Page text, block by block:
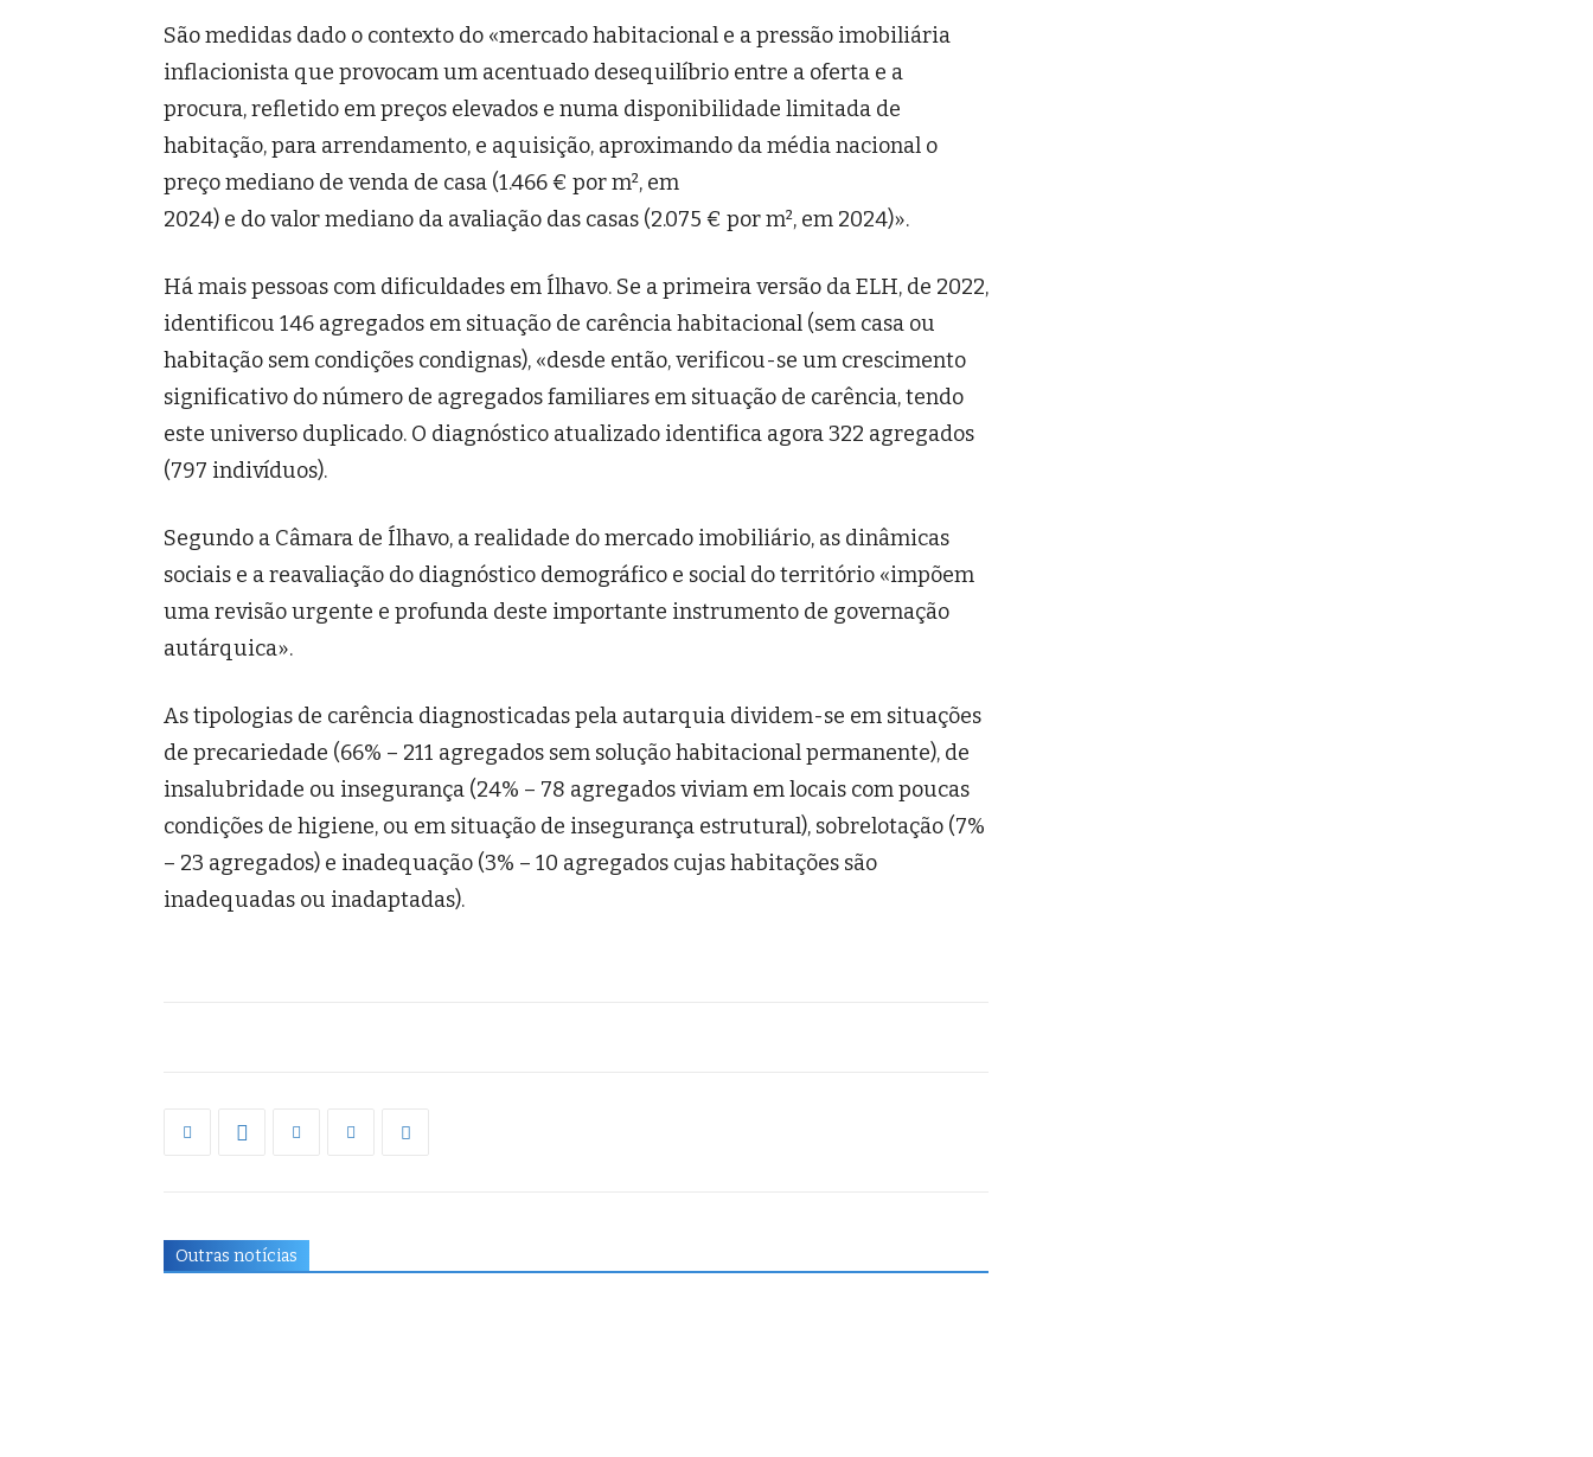
São medidas dado o contexto do «mercado habitacional e a pressão imobiliária
inflacionista que provocam um acentuado desequilíbrio entre a oferta e a
procura, refletido em preços elevados e numa disponibilidade limitada de
habitação, para arrendamento, e aquisição, aproximando da média nacional o
preço mediano de venda de casa (1.466 € por m², em
2024) e do valor mediano da avaliação das casas (2.075 € por m², em 2024)».
Há mais pessoas com dificuldades em Ílhavo. Se a primeira versão da ELH, de 2022,
identificou 146 agregados em situação de carência habitacional (sem casa ou
habitação sem condições condignas), «desde então, verificou-se um crescimento
significativo do número de agregados familiares em situação de carência, tendo
este universo duplicado. O diagnóstico atualizado identifica agora 322 agregados
(797 indivíduos).
Segundo a Câmara de Ílhavo, a realidade do mercado imobiliário, as dinâmicas
sociais e a reavaliação do diagnóstico demográfico e social do território «impõem
uma revisão urgente e profunda deste importante instrumento de governação
autárquica».
As tipologias de carência diagnosticadas pela autarquia dividem-se em situações
de precariedade (66% – 211 agregados sem solução habitacional permanente), de
insalubridade ou insegurança (24% – 78 agregados viviam em locais com poucas
condições de higiene, ou em situação de insegurança estrutural), sobrelotação (7%
– 23 agregados) e inadequação (3% – 10 agregados cujas habitações são
inadequadas ou inadaptadas).
Outras notícias